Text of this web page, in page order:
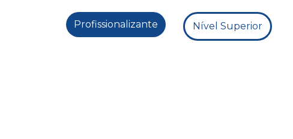
Profissionalizante Nível Superior